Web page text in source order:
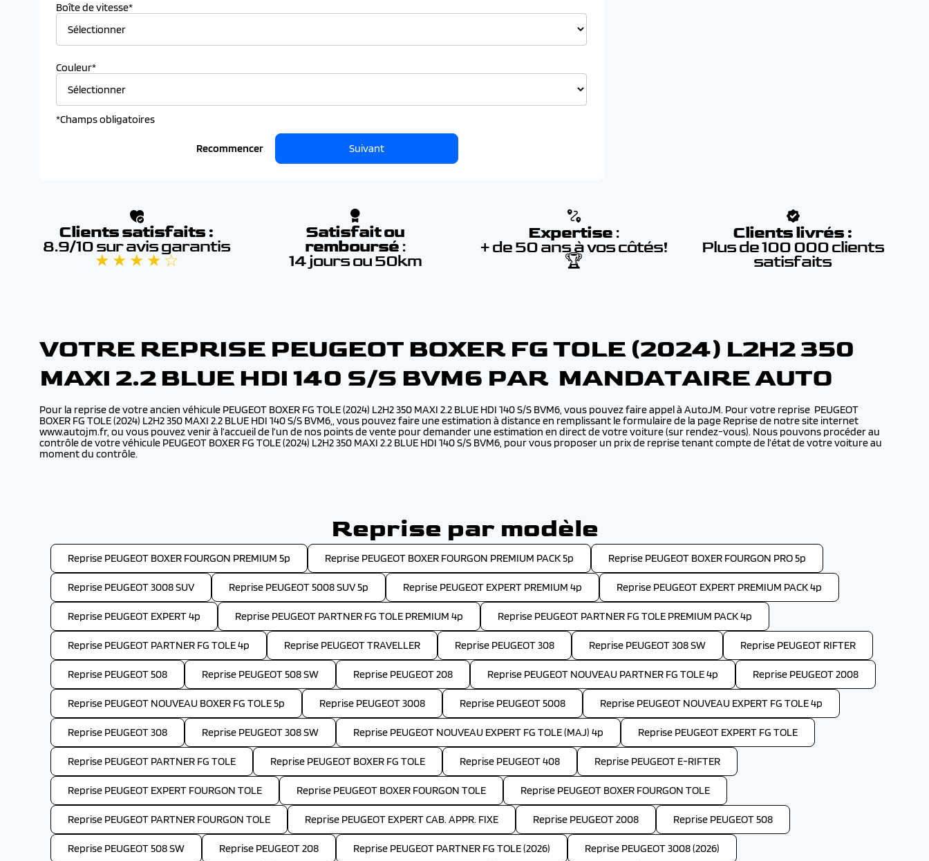
Boîte de vitesse*
Couleur*
*Champs obligatoires
Recommencer Suivant
Clients satisfaits :
8.9/10 sur avis garantis
★ ★ ★ ★ ☆
Satisfait ou
remboursé :
14 jours ou 50km
Expertise :
+ de 50 ans à vos côtés!
🏆
Clients livrés :
Plus de 100 000 clients
satisfaits
VOTRE REPRISE PEUGEOT BOXER FG TOLE (2024) L2H2 350
MAXI 2.2 BLUE HDI 140 S/S BVM6 PAR MANDATAIRE AUTO
Pour la reprise de votre ancien véhicule PEUGEOT BOXER FG TOLE (2024) L2H2 350 MAXI 2.2 BLUE HDI 140 S/S BVM6, vous pouvez faire appel à AutoJM. Pour votre reprise PEUGEOT
BOXER FG TOLE (2024) L2H2 350 MAXI 2.2 BLUE HDI 140 S/S BVM6,, vous pouvez faire une estimation à distance en remplissant le formulaire de la page Reprise de notre site internet
www.autojm.fr, ou vous pouvez venir à l’accueil de l’un de nos points de vente pour demander une estimation en direct de votre voiture (sur rendez-vous). Nous pouvons procéder au
contrôle de votre véhicule PEUGEOT BOXER FG TOLE (2024) L2H2 350 MAXI 2.2 BLUE HDI 140 S/S BVM6, pour vous proposer un prix de reprise tenant compte de l’état de votre voiture au
moment du contrôle.
Reprise par modèle
Reprise PEUGEOT BOXER FOURGON PREMIUM 5p Reprise PEUGEOT BOXER FOURGON PREMIUM PACK 5p Reprise PEUGEOT BOXER FOURGON PRO 5p
Reprise PEUGEOT 3008 SUV Reprise PEUGEOT 5008 SUV 5p Reprise PEUGEOT EXPERT PREMIUM 4p Reprise PEUGEOT EXPERT PREMIUM PACK 4p
Reprise PEUGEOT EXPERT 4p Reprise PEUGEOT PARTNER FG TOLE PREMIUM 4p Reprise PEUGEOT PARTNER FG TOLE PREMIUM PACK 4p
Reprise PEUGEOT PARTNER FG TOLE 4p Reprise PEUGEOT TRAVELLER Reprise PEUGEOT 308 Reprise PEUGEOT 308 SW Reprise PEUGEOT RIFTER
Reprise PEUGEOT 508 Reprise PEUGEOT 508 SW Reprise PEUGEOT 208 Reprise PEUGEOT NOUVEAU PARTNER FG TOLE 4p Reprise PEUGEOT 2008
Reprise PEUGEOT NOUVEAU BOXER FG TOLE 5p Reprise PEUGEOT 3008 Reprise PEUGEOT 5008 Reprise PEUGEOT NOUVEAU EXPERT FG TOLE 4p
Reprise PEUGEOT 308 Reprise PEUGEOT 308 SW Reprise PEUGEOT NOUVEAU EXPERT FG TOLE (MAJ) 4p Reprise PEUGEOT EXPERT FG TOLE
Reprise PEUGEOT PARTNER FG TOLE Reprise PEUGEOT BOXER FG TOLE Reprise PEUGEOT 408 Reprise PEUGEOT E-RIFTER
Reprise PEUGEOT EXPERT FOURGON TOLE Reprise PEUGEOT BOXER FOURGON TOLE Reprise PEUGEOT BOXER FOURGON TOLE
Reprise PEUGEOT PARTNER FOURGON TOLE Reprise PEUGEOT EXPERT CAB. APPR. FIXE Reprise PEUGEOT 2008 Reprise PEUGEOT 508
Reprise PEUGEOT 508 SW Reprise PEUGEOT 208 Reprise PEUGEOT PARTNER FG TOLE (2026) Reprise PEUGEOT 3008 (2026)